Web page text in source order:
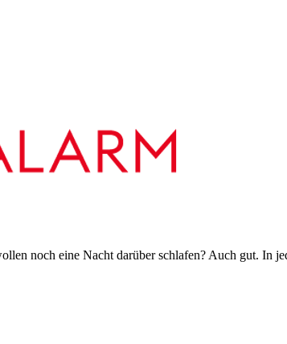
noch eine Nacht darüber schlafen? Auch gut. In